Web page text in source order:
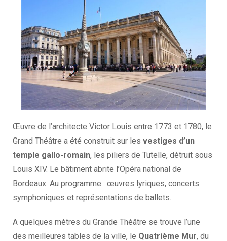
Œuvre de l’architecte Victor Louis entre 1773 et 1780, le
Grand Théâtre a été construit sur les vestiges d’un
temple gallo-romain, les piliers de Tutelle, détruit sous
Louis XIV. Le bâtiment abrite l’Opéra national de
Bordeaux. Au programme : œuvres lyriques, concerts
symphoniques et représentations de ballets.
A quelques mètres du Grande Théâtre se trouve l’une
des meilleures tables de la ville, le Quatrième Mur, du